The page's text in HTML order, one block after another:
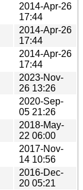
2014-Apr-26
17:44
2014-Apr-26
17:44
2014-Apr-26
17:44
2023-Nov-
26 13:26
2020-Sep-
05 21:26
2018-May-
22 06:00
2017-Nov-
14 10:56
2016-Dec-
20 05:21